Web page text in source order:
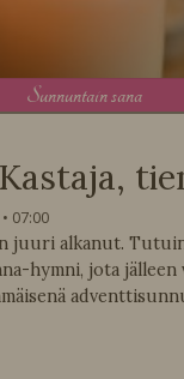
Sunnuntain sana
07:00
juuri alkanut.
hymni, jota jälleen